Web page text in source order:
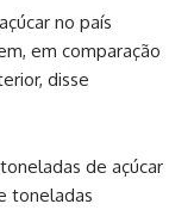
no país
em comparação
disse
de açúcar
toneladas